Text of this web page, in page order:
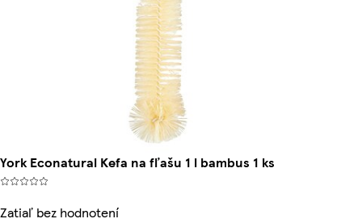
York Econatural Kefa na fľašu 1 l bambus 1 ks
Zatiaľ bez hodnotení